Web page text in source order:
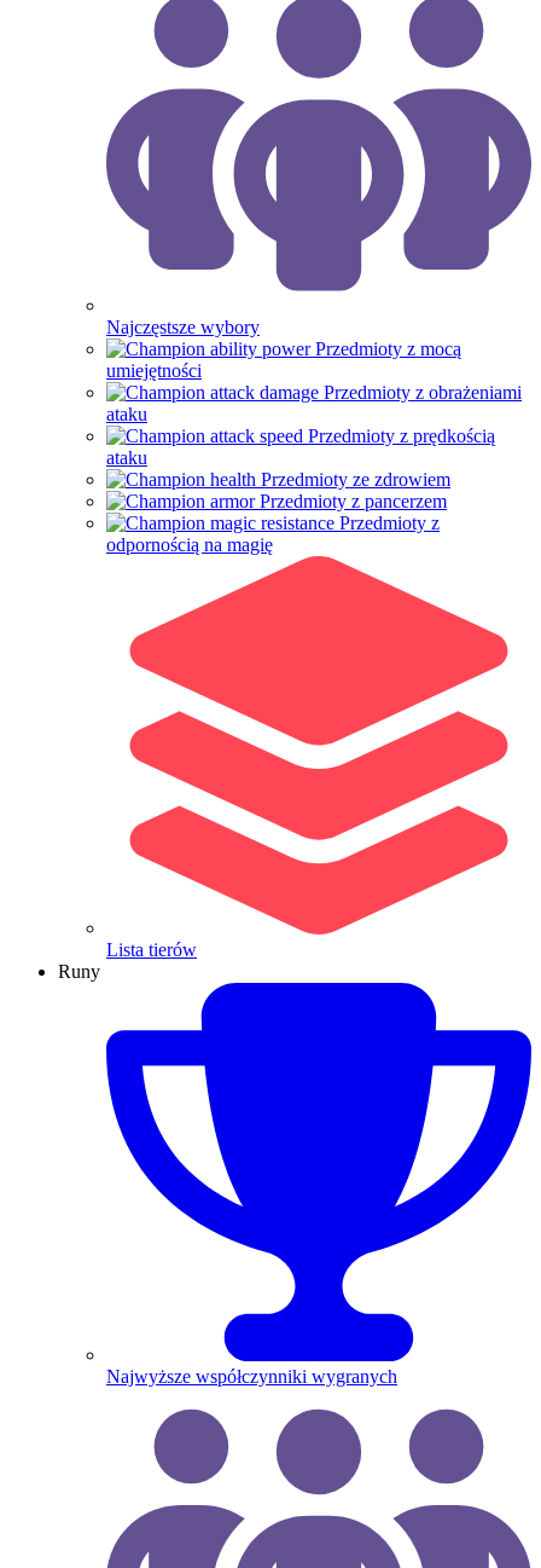
Najczęstsze wybory
Przedmioty z mocą
umiejętności
Przedmioty z obrażeniami
ataku
Przedmioty z prędkością
ataku
Przedmioty ze zdrowiem
Przedmioty z pancerzem
Przedmioty z
odpornością na magię
Lista tierów
Runy
Najwyższe współczynniki wygranych